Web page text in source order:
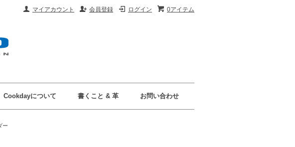
0アイテム
ログイン
会員登録
マイアカウント
Cookdayについて 書くこと & 革 お問い合わせ
ー